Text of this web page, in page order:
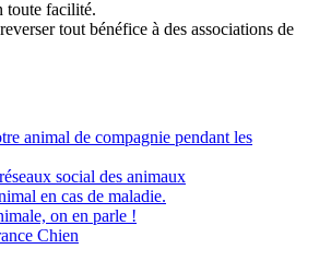
toute facilité.
tout bénéfice à des associations de
animal de compagnie pendant les
social des animaux
en cas de maladie.
on en parle !
Chien